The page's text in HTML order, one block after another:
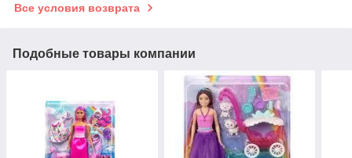
Все условия возврата
Подобные товары компании